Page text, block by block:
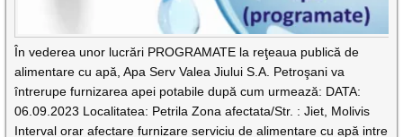
În vederea unor lucrări PROGRAMATE la reţeaua publică de
alimentare cu apă, Apa Serv Valea Jiului S.A. Petroşani va
întrerupe furnizarea apei potabile după cum urmează: DATA:
06.09.2023 Localitatea: Petrila Zona afectata/Str. : Jiet, Molivis
Interval orar afectare furnizare serviciu de alimentare cu apă intre